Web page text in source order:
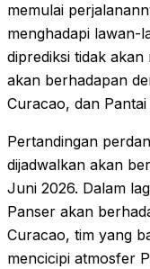
memulai
menghadapi lawan-
diprediksi tidak
akan berhadapan
Curacao, dan Pantai
Pertandingan
dijadwalkan akan
Juni 2026. Dalam
Panser akan
Curacao, tim yang
mencicipi atmosfer